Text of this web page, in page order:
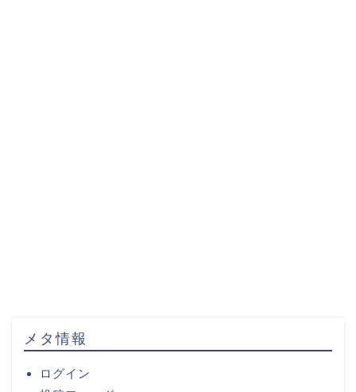
メタ情報
ログイン